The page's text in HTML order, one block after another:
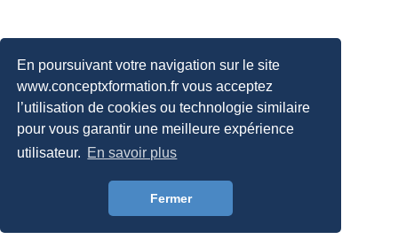
En poursuivant votre navigation sur le site
www.conceptxformation.fr vous acceptez
l’utilisation de cookies ou technologie similaire
pour vous garantir une meilleure expérience
utilisateur. En savoir plus
Fermer